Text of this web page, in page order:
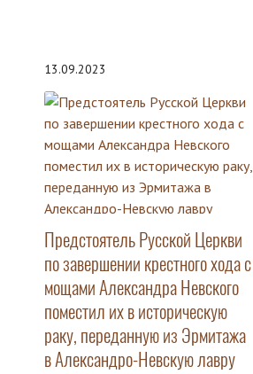
13.09.2023
Предстоятель Русской Церкви
по завершении крестного хода с
мощами Александра Невского
поместил их в историческую
раку, переданную из Эрмитажа
в Александро-Невскую лавру